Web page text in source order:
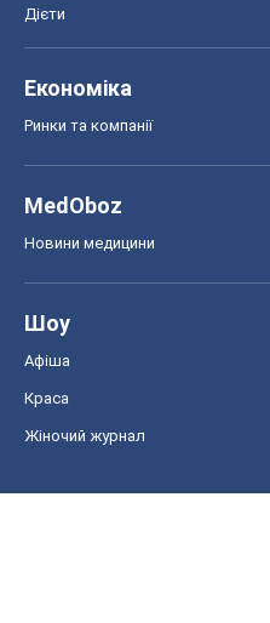
Дієти
Економіка
Ринки та компанії
MedOboz
Новини медицини
Шоу
Афіша
Краса
Жіночий журнал